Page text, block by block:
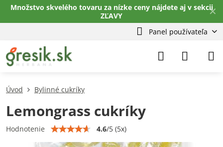
✕
Množstvo skvelého tovaru za nízke ceny nájdete aj v sekcii
ZĽAVY
Panel používateľa
Úvod Bylinné cukríky
Lemongrass cukríky
Hodnotenie 4.6/5 (5x)